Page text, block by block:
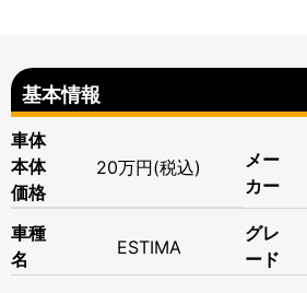
基本情報
車体
本体
価格
20万円(税込)
メー
カー
車種
名
ESTIMA
グレ
ード